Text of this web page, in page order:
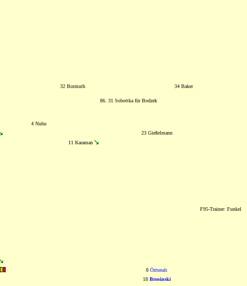
32 Bormuth 34 Baker
86. 31 Sobottka für Bodzek
4 Nuhu
23 Gießelmann
11 Karaman
F95-Trainer: Funkel
8 Öztunalı
18 Brosinski